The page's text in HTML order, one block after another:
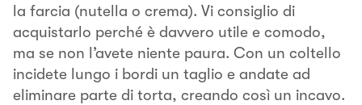
la farcia (nutella o crema). Vi consiglio di
acquistarlo perché è davvero utile e comodo,
ma se non l’avete niente paura. Con un coltello
incidete lungo i bordi un taglio e andate ad
eliminare parte di torta, creando così un incavo.